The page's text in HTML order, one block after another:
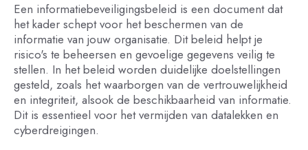
Een informatiebeveiligingsbeleid is een document dat
het kader schept voor het beschermen van de
informatie van jouw organisatie. Dit beleid helpt je
risico's te beheersen en gevoelige gegevens veilig te
stellen. In het beleid worden duidelijke doelstellingen
gesteld, zoals het waarborgen van de vertrouwelijkheid
en integriteit, alsook de beschikbaarheid van informatie.
Dit is essentieel voor het vermijden van datalekken en
cyberdreigingen.